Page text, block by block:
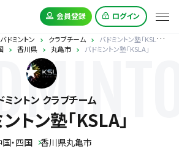
会員登録 ログイン
バドミントン クラブチーム
バドミントン塾「KSLA」
香川県 丸亀市 バドミントン塾「KSLA」
ミントン クラブチーム
トン塾「KSLA」
国・四国 香川県丸亀市